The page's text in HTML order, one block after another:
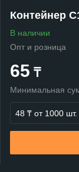
Контейнер
В наличии
Опт и розница
65 ₸
Минимальная
48 ₸ от 1000 шт.